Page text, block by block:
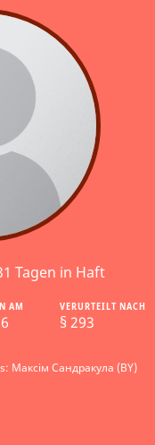
Tagen in Haft
AM VERURTEILT NACH
§ 293
Максім Сандракула (BY)